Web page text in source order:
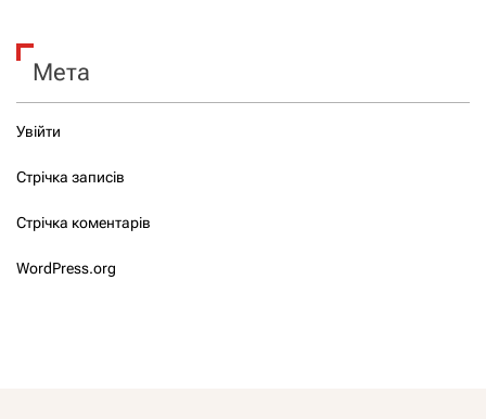
Мета
Увійти
Стрічка записів
Стрічка коментарів
WordPress.org